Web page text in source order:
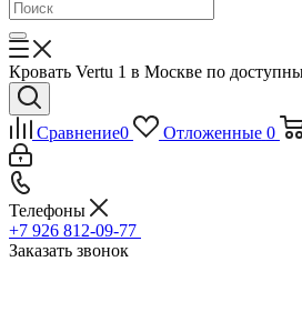
Кровать Vertu 1 в Москве по
Сравнение0 Отложенные 0
Телефоны
+7 926 812-09-77
Заказать звонок